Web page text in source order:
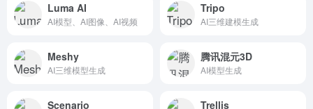
Luma AI
AI模型、AI图像、AI视频
Tripo
AI三维建模生成
Meshy
AI三维模型生成
腾讯混元3D
AI模型生成
Scenario Trellis